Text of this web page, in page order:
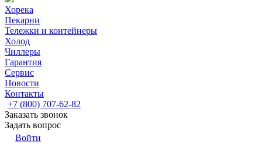
Хорека
Пекарни
Тележки и контейнеры
Холод
Чиллеры
Гарантия
Сервис
Новости
Контакты
+7 (800) 707-62-82
Заказать звонок
Задать вопрос
Войти